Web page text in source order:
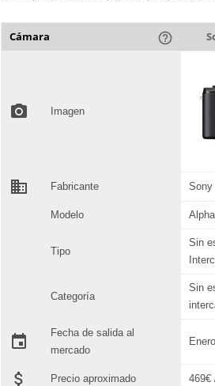
Cámara help_outline
photo_camera Imagen
domain Fabricante Sony
Modelo
Tipo
Sin
Categoría
Sin
event
Fecha de salida al
mercado
attach_money Precio aproximado 469€